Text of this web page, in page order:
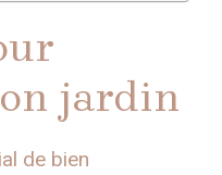
jardin
de bien